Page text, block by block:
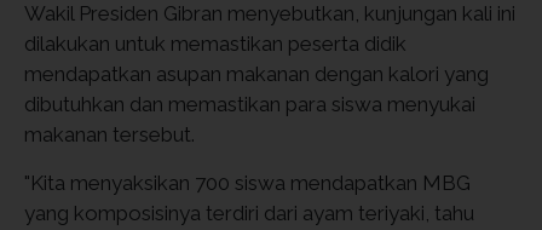
Wakil Presiden Gibran menyebutkan, kunjungan kali ini
dilakukan untuk memastikan peserta didik
mendapatkan asupan makanan dengan kalori yang
dibutuhkan dan memastikan para siswa menyukai
makanan tersebut.
"Kita menyaksikan 700 siswa mendapatkan MBG
yang komposisinya terdiri dari ayam teriyaki, tahu